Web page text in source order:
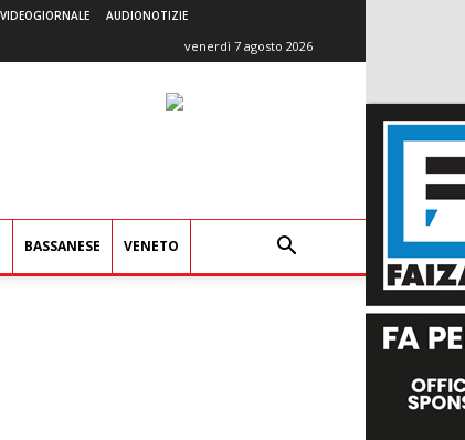
VIDEOGIORNALE AUDIONOTIZIE
venerdì 7 agosto 2026
BASSANESE VENETO